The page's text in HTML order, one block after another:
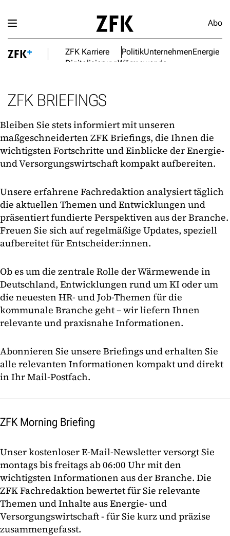
Abo
ZFK Karriere PolitikUnternehmenEnergie
DigitalisierungWärmewende
ZFK BRIEFINGS
Bleiben Sie stets informiert mit unseren
maßgeschneiderten ZFK Briefings, die Ihnen die
wichtigsten Fortschritte und Einblicke der Energie-
und Versorgungswirtschaft kompakt aufbereiten.
Unsere erfahrene Fachredaktion analysiert täglich
die aktuellen Themen und Entwicklungen und
präsentiert fundierte Perspektiven aus der Branche.
Freuen Sie sich auf regelmäßige Updates, speziell
aufbereitet für Entscheider:innen.
Ob es um die zentrale Rolle der Wärmewende in
Deutschland, Entwicklungen rund um KI oder um
die neuesten HR- und Job-Themen für die
kommunale Branche geht – wir liefern Ihnen
relevante und praxisnahe Informationen.
Abonnieren Sie unsere Briefings und erhalten Sie
alle relevanten Informationen kompakt und direkt
in Ihr Mail-Postfach.
ZFK Morning Briefing
Unser kostenloser E-Mail-Newsletter versorgt Sie
montags bis freitags ab 06:00 Uhr mit den
wichtigsten Informationen aus der Branche. Die
ZFK Fachredaktion bewertet für Sie relevante
Themen und Inhalte aus Energie- und
Versorgungswirtschaft - für Sie kurz und präzise
zusammengefasst.